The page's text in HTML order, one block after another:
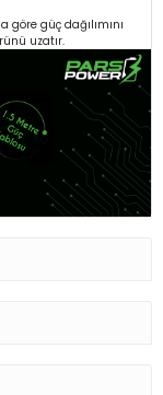
göre güç dağılımını
uzatır.